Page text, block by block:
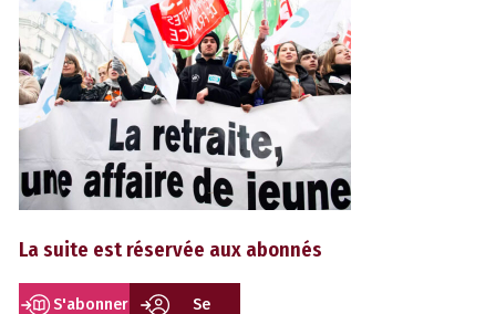
La suite est réservée aux abonnés
S'abonner Se